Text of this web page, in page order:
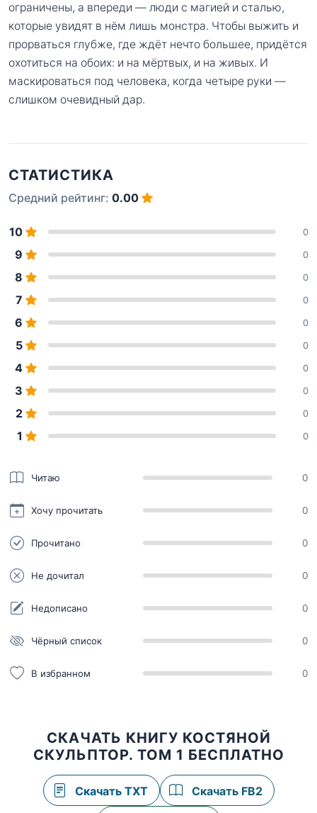
ограничены, а впереди — люди с магией и сталью,
которые увидят в нём лишь монстра. Чтобы выжить и
прорваться глубже, где ждёт нечто большее, придётся
охотиться на обоих: и на мёртвых, и на живых. И
маскироваться под человека, когда четыре руки —
слишком очевидный дар.
СТАТИСТИКА
Средний рейтинг: 0.00
10 0
9 0
8 0
7 0
6 0
5 0
4 0
3 0
2 0
1 0
Читаю 0
Хочу прочитать 0
Прочитано 0
Не дочитал 0
Недописано 0
Чёрный список 0
В избранном 0
СКАЧАТЬ КНИГУ КОСТЯНОЙ
СКУЛЬПТОР. ТОМ 1 БЕСПЛАТНО
Скачать TXT Скачать FB2